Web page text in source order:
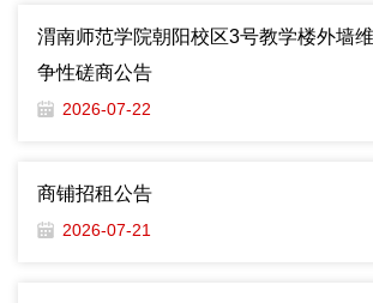
渭南师范学院朝阳校区3号教学楼外墙
争性磋商公告
2026-07-22
商铺招租公告
2026-07-21